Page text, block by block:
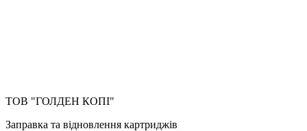
ТОВ "ГОЛДЕН КОПІ"
Заправка та відновлення картриджів